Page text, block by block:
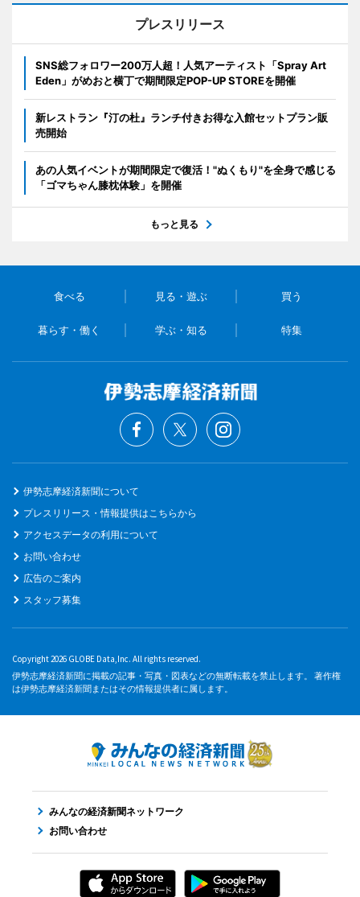
プレスリリース
SNS総フォロワー200万人超！人気アーティスト「Spray Art
Eden」がめおと横丁で期間限定POP-UP STOREを開催
新レストラン『汀の杜』ランチ付きお得な入館セットプラン販
売開始
あの人気イベントが期間限定で復活！"ぬくもり"を全身で感じる
「ゴマちゃん膝枕体験」を開催
もっと見る
食べる 見る・遊ぶ 買う
暮らす・働く 学ぶ・知る 特集
伊勢志摩経済新聞について
プレスリリース・情報提供はこちらから
アクセスデータの利用について
お問い合わせ
広告のご案内
スタッフ募集
Copyright 2026 GLOBE Data,Inc. All rights reserved.
伊勢志摩経済新聞に掲載の記事・写真・図表などの無断転載を禁止します。 著作権
は伊勢志摩経済新聞またはその情報提供者に属します。
みんなの経済新聞ネットワーク
お問い合わせ